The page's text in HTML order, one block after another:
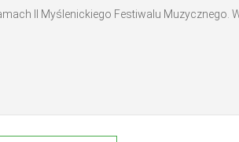
II Myślenickiego Festiwalu Muzycznego.